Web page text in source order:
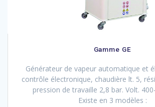
Gamme GE
Générateur de vapeur automatique et
contrôle électronique, chaudière lt. 5,
pression de travaille 2,8 bar. Volt.
Existe en 3 modèles :